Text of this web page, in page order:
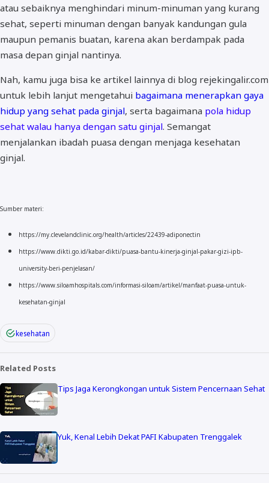
atau sebaiknya menghindari minum-minuman yang kurang
sehat, seperti minuman dengan banyak kandungan gula
maupun pemanis buatan, karena akan berdampak pada
masa depan ginjal nantinya.
Nah, kamu juga bisa ke artikel lainnya di blog rejekingalir.com
untuk lebih lanjut mengetahui bagaimana menerapkan gaya
hidup yang sehat pada ginjal, serta bagaimana pola hidup
sehat walau hanya dengan satu ginjal. Semangat
menjalankan ibadah puasa dengan menjaga kesehatan
ginjal.
Sumber materi:
https://my.clevelandclinic.org/health/articles/22439-adiponectin
https://www.dikti.go.id/kabar-dikti/puasa-bantu-kinerja-ginjal-pakar-gizi-ipb-
university-beri-penjelasan/
https://www.siloamhospitals.com/informasi-siloam/artikel/manfaat-puasa-untuk-
kesehatan-ginjal
kesehatan
Related Posts
Tips Jaga Kerongkongan untuk Sistem Pencernaan Sehat
Yuk, Kenal Lebih Dekat PAFI Kabupaten Trenggalek